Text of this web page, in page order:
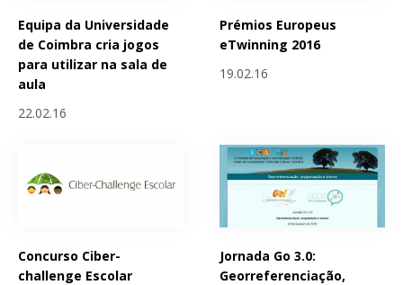
Equipa da Universidade
de Coimbra cria jogos
para utilizar na sala de
aula
22.02.16
Prémios Europeus
eTwinning 2016
19.02.16
Concurso Ciber-
challenge Escolar
Jornada Go 3.0:
Georreferenciação,